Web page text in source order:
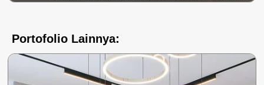
Portofolio Lainnya: